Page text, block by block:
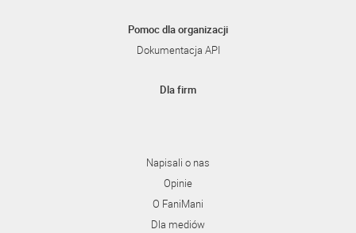
Pomoc dla organizacji
Dokumentacja API
Dla firm
Napisali o nas
Opinie
O FaniMani
Dla mediów